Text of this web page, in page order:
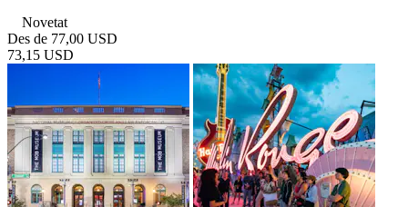
Novetat
Des de 77,00 USD
73,15 USD